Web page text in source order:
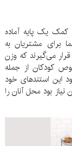
یک پایه آماده
برای مشتریان به
می‌گیرند که وزن
کودکان از جمله
این استندهای خود
بود محل آنان را